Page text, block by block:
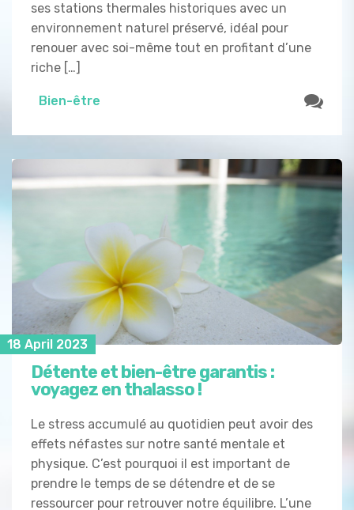
ses stations thermales historiques avec un
environnement naturel préservé, idéal pour
renouer avec soi-même tout en profitant d’une
riche […]
Bien-être
18 April 2023
Détente et bien-être garantis :
voyagez en thalasso !
Le stress accumulé au quotidien peut avoir des
effets néfastes sur notre santé mentale et
physique. C’est pourquoi il est important de
prendre le temps de se détendre et de se
ressourcer pour retrouver notre équilibre. L’une